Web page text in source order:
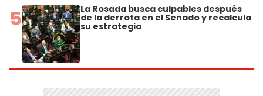
5 La Rosada busca culpables después
de la derrota en el Senado y recalcula
su estrategia